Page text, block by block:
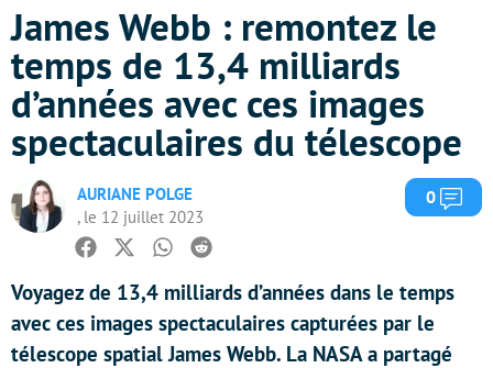
James Webb : remontez le
temps de 13,4 milliards
d’années avec ces images
spectaculaires du télescope
AURIANE POLGE
, le 12 juillet 2023
0
Facebook
TwitterWhatsapp
Reddit
Voyagez de 13,4 milliards d’années dans le temps
avec ces images spectaculaires capturées par le
télescope spatial James Webb. La NASA a partagé